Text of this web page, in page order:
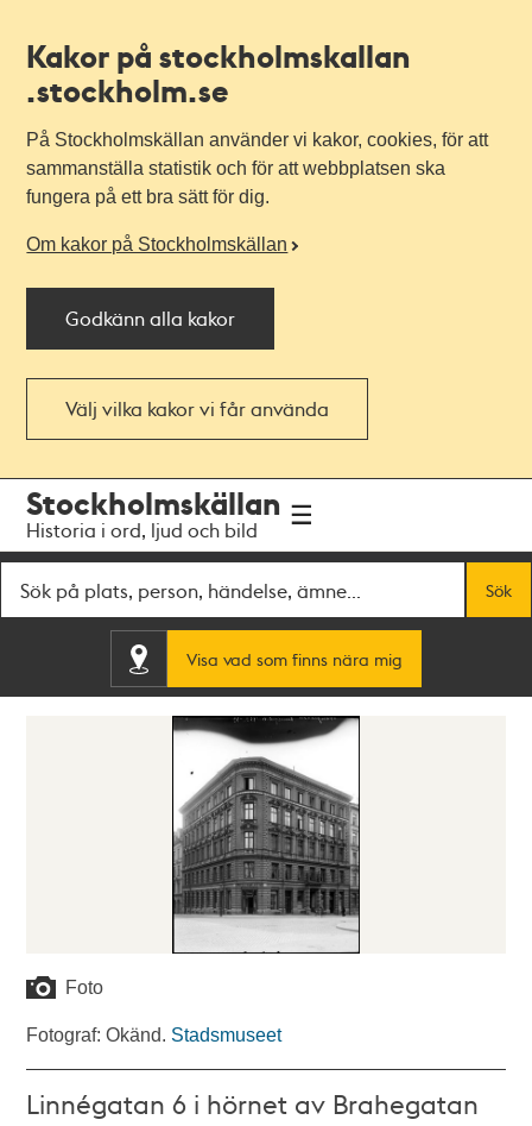
Kakor på stockholmskallan
.stockholm.se
På Stockholmskällan använder vi kakor, cookies, för att
sammanställa statistik och för att webbplatsen ska
fungera på ett bra sätt för dig.
Om kakor på Stockholmskällan
Godkänn alla kakor
Välj vilka kakor vi får använda
navigationen
huvudinnehållet
Stockholmskällan
Historia i ord, ljud och bild
Sök
Visa vad som finns nära mig
Foto
Fotograf: Okänd. Stadsmuseet
Linnégatan 6 i hörnet av Brahegatan